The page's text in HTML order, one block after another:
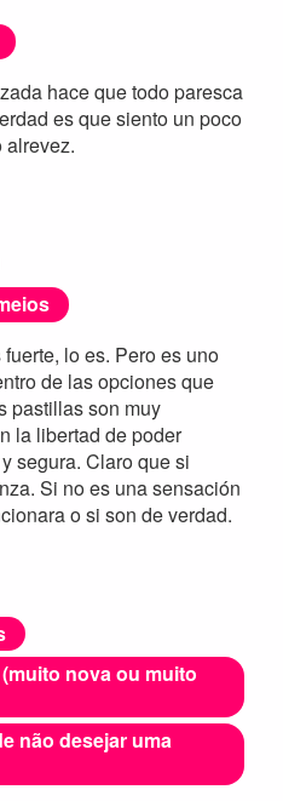
hace que todo paresca
es que siento un poco
alrevez.
lo es. Pero es uno
de las opciones que
pastillas son muy
la libertad de poder
segura. Claro que si
Si no es una sensación
o si son de verdad.
nova ou muito
não desejar uma